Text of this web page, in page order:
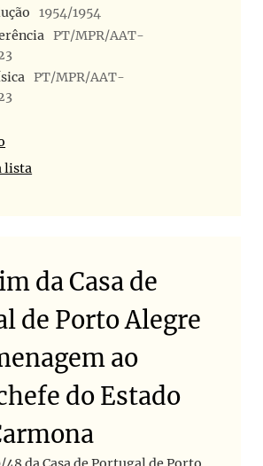
1954/1954
PT/MPR/AAT-
PT/MPR/AAT-
lista
da Casa de
de Porto Alegre
ao
do Estado